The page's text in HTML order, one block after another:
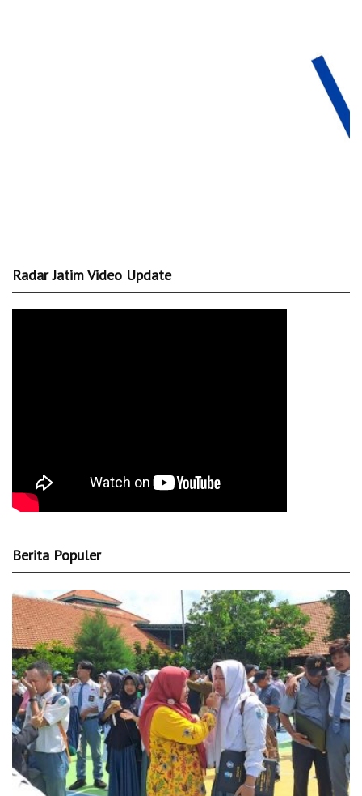
Radar Jatim Video Update
Berita Populer